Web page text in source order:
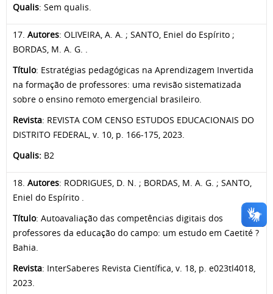
Qualis: Sem qualis.
17. Autores: OLIVEIRA, A. A. ; SANTO, Eniel do Espírito ;
BORDAS, M. A. G. .
Título: Estratégias pedagógicas na Aprendizagem Invertida
na formação de professores: uma revisão sistematizada
sobre o ensino remoto emergencial brasileiro.
Revista: REVISTA COM CENSO ESTUDOS EDUCACIONAIS DO
DISTRITO FEDERAL, v. 10, p. 166-175, 2023.
Qualis: B2
18. Autores: RODRIGUES, D. N. ; BORDAS, M. A. G. ; SANTO,
Eniel do Espírito .
Título: Autoavaliação das competências digitais dos
professores da educação do campo: um estudo em Caetité ?
Bahia.
Revista: InterSaberes Revista Científica, v. 18, p. e023tl4018,
2023.